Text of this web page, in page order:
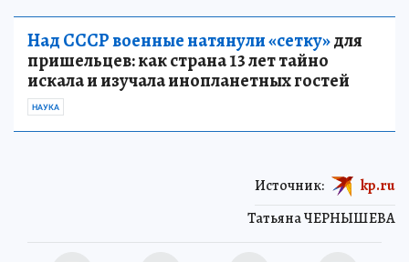
Над СССР военные натянули «сетку»для
пришельцев: как страна 13 лет тайно
искала и изучала инопланетных гостей
НАУКА
Татьяна ЧЕРНЫШЕВА
Источник: kp.ru